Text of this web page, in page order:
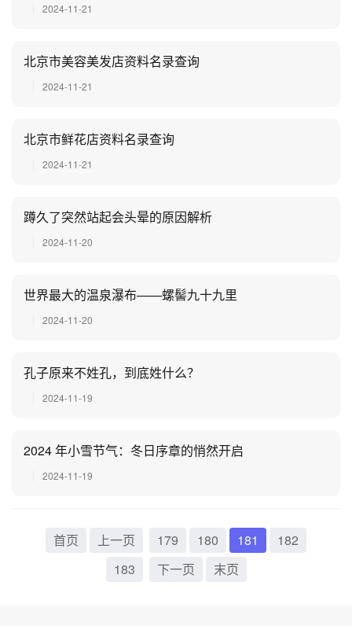
2024-11-21
北京市美容美发店资料名录查询
2024-11-21
北京市鲜花店资料名录查询
2024-11-21
蹲久了突然站起会头晕的原因解析
2024-11-20
世界最大的温泉瀑布——螺髻九十九里
2024-11-20
孔子原来不姓孔，到底姓什么？
2024-11-19
2024 年小雪节气：冬日序章的悄然开启
2024-11-19
首页 上一页 179 180 181
182
183
下一页 末页